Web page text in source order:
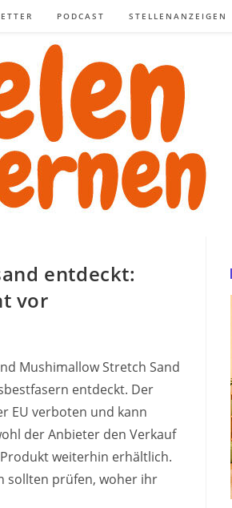
PODCAST STELLENANZEIGEN
entdeckt:
vor
Mushimallow Stretch Sand
entdeckt. Der
EU verboten und kann
der Anbieter den Verkauf
weiterhin erhältlich.
sollten prüfen, woher ihr